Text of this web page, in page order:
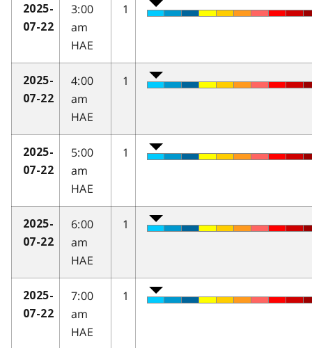
2025-
07-22
3:00
am
HAE
1
2025-
07-22
4:00
am
HAE
1
2025-
07-22
5:00
am
HAE
1
2025-
07-22
6:00
am
HAE
1
2025-
07-22
7:00
am
HAE
1